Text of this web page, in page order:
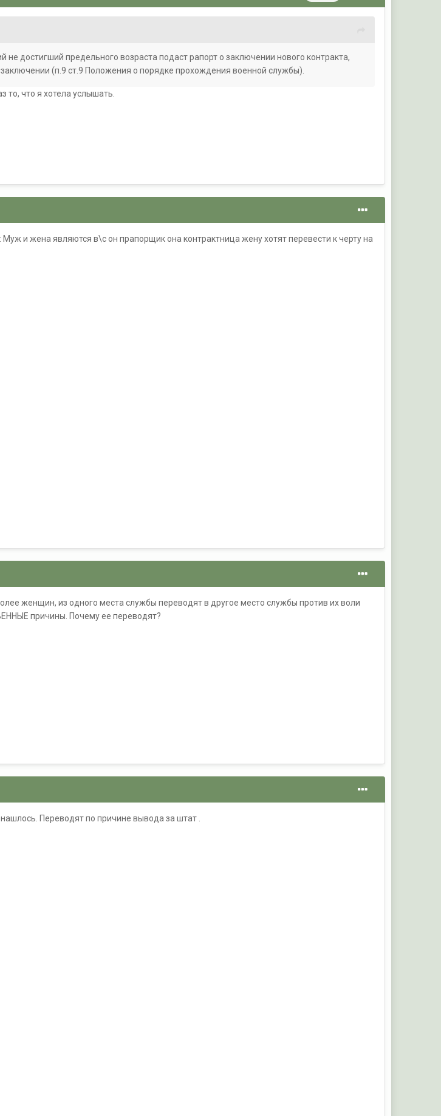
не достигший предельного возраста подаст рапорт о заключении нового контракта,
(п.9 ст.9 Положения о порядке прохождения военной службы).
то, что я хотела услышать.
и жена являются в\с он прапорщик она контрактница жену хотят перевести к черту на
женщин, из одного места службы переводят в другое место службы против их воли
причины. Почему ее переводят?
Переводят по причине вывода за штат .